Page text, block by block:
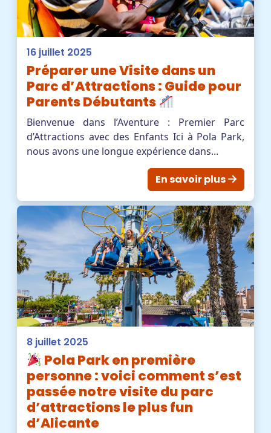
16 juillet 2025
Préparer une Visite dans un
Parc d’Attractions : Guide pour
Parents Débutants
Bienvenue dans l’Aventure : Premier Parc
d’Attractions avec des Enfants Ici à Pola Park,
nous avons une longue expérience dans...
En savoir plus
8 juillet 2025
Pola Park en première
personne : voici comment s’est
passée notre visite du parc
d’attractions le plus fun
d’Alicante